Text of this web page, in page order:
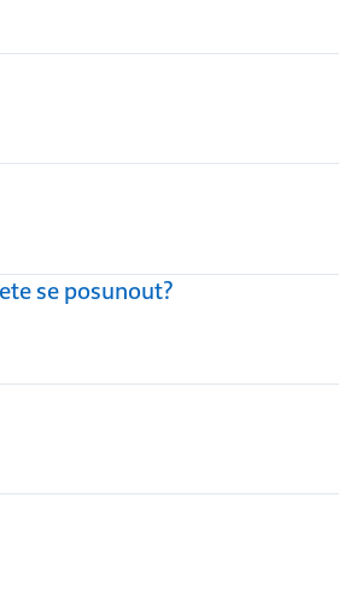
se posunout?